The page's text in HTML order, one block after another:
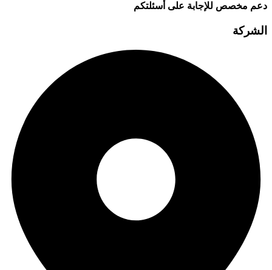
دعم مخصص للإجابة على أسئلتكم
الشركة